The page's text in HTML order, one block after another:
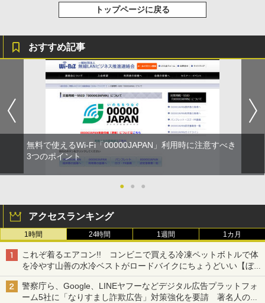
トップページに戻る
おすすめ記事
無料で使えるWi-Fi「00000JAPAN」利用時に注意すべき
3つのポイント
● ● ●
アクセスランキング
1時間 24時間 1週間 1カ月
これぞ着るエアコン!! コンビニで買える冷凍ペットボトルで体
を冷やす山善の水冷ベストがロードバイクにちょうどいい【ぼっ
ち・ざ・ろーど！その14】【空いた時間でなにしてる？】
警察庁ら、Google、LINEヤフーなどデジタル広告プラットフォ
ーム5社に「なりすまし詐欺広告」対策強化を要請 著名人の写